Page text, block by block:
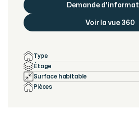
Demande
Voir la vue 360
Type
Étage
Surface habitable
Pièces